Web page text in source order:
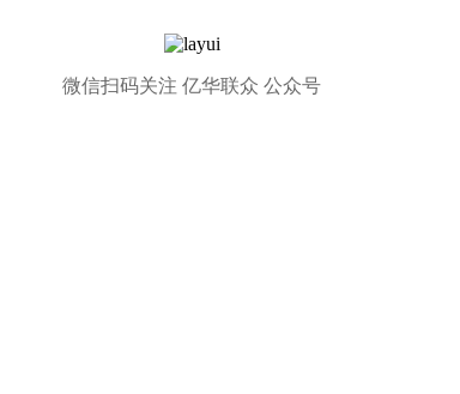
微信扫码关注 亿华联众 公众号